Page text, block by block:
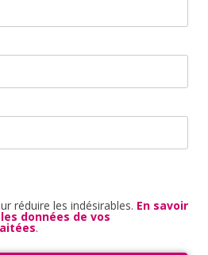
réduire les indésirables. En savoir
données de vos
.